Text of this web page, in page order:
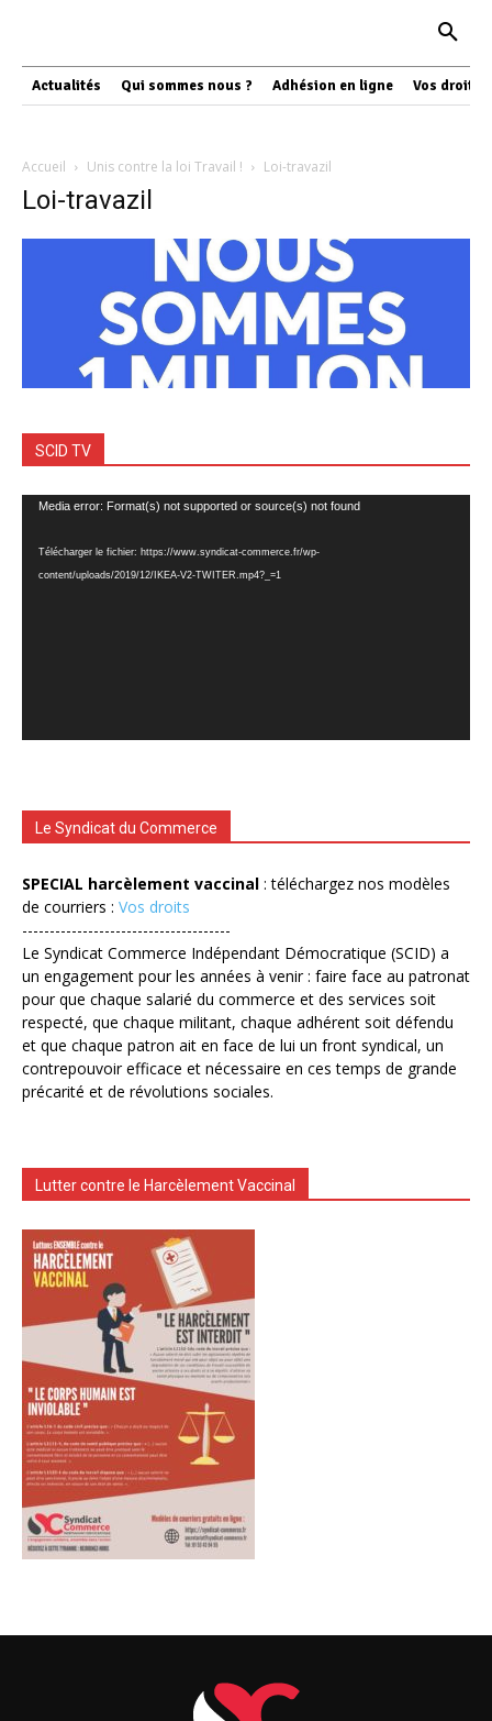
Actualités Qui sommes nous ? Adhésion en ligne Vos droits
Accueil Unis contre la loi Travail ! Loi-travazil
Loi-travazil
SCID TV
Lecteur
Media error: Format(s) not supported or source(s) not found
Télécharger le fichier: https://www.syndicat-commerce.fr/wp-
content/uploads/2019/12/IKEA-V2-TWITER.mp4?_=1
Le Syndicat du Commerce
SPECIAL harcèlement vaccinal : téléchargez nos modèles
de courriers : Vos droits
--------------------------------------
Le Syndicat Commerce Indépendant Démocratique (SCID) a
un engagement pour les années à venir : faire face au patronat
pour que chaque salarié du commerce et des services soit
respecté, que chaque militant, chaque adhérent soit défendu
et que chaque patron ait en face de lui un front syndical, un
contrepouvoir efficace et nécessaire en ces temps de grande
précarité et de révolutions sociales.
Lutter contre le Harcèlement Vaccinal